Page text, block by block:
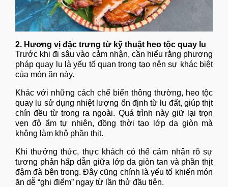
2. Hương vị đặc trưng từ kỹ thuật heo tộc quay lu
Trước khi đi sâu vào cảm nhận, cần hiểu rằng phương
pháp quay lu là yếu tố quan trọng tạo nên sự khác biệt
của món ăn này.
Khác với những cách chế biến thông thường, heo tộc
quay lu sử dụng nhiệt lượng ổn định từ lu đất, giúp thịt
chín đều từ trong ra ngoài. Quá trình này giữ lại trọn
vẹn độ ẩm tự nhiên, đồng thời tạo lớp da giòn mà
không làm khô phần thịt.
Khi thưởng thức, thực khách có thể cảm nhận rõ sự
tương phản hấp dẫn giữa lớp da giòn tan và phần thịt
đậm đà bên trong. Đây cũng chính là yếu tố khiến món
ăn dễ “ghi điểm” ngay từ lần thử đầu tiên.